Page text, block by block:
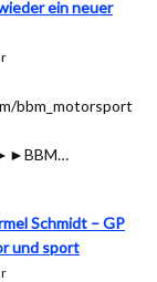
ein neuer
bbm_motorsport
Schmidt – GP
und sport